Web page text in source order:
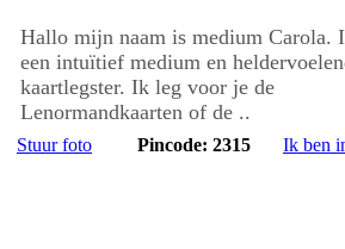
Hallo mijn naam is medium Carola.
een intuïtief medium en
kaartlegster. Ik leg voor je de
Lenormandkaarten of de ..
Stuur foto Pincode: 2315 Ik ben